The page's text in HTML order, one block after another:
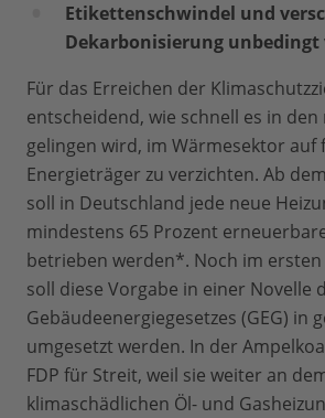
Etikettenschwindel und
Dekarbonisierung
Für das Erreichen der
entscheidend, wie schnell es in den
gelingen wird, im Wärmesektor auf
Energieträger zu verzichten. Ab
soll in Deutschland jede neue
mindestens 65 Prozent
betrieben werden*. Noch im ersten
soll diese Vorgabe in einer Novelle
Gebäudeenergiegesetzes (GEG) in
umgesetzt werden. In der
FDP für Streit, weil sie weiter an
klimaschädlichen Öl- und